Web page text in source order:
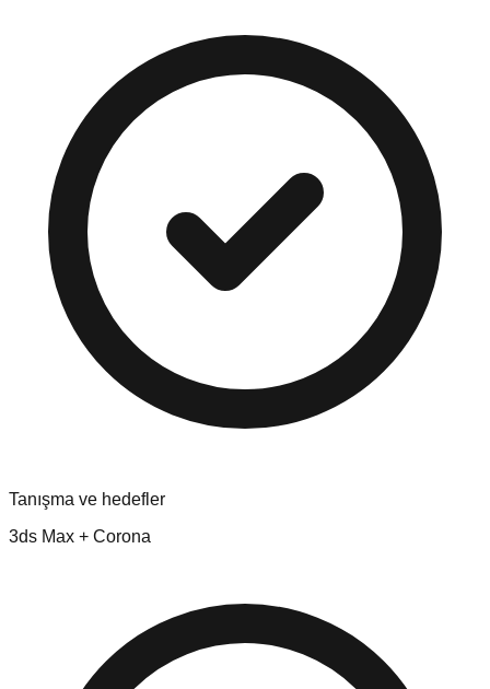
Tanışma ve hedefler
3ds Max + Corona